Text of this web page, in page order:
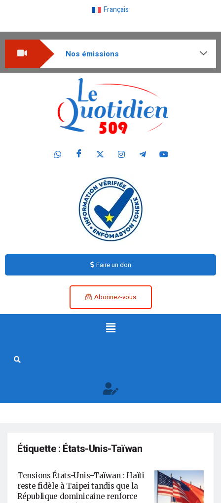
Français
Nos émissions
Faire un don
Abonnez-vous
Étiquette : États-Unis-Taïwan
Tensions États-Unis–Taïwan : Haïti
reste fidèle à Taipei tandis que la
République dominicaine renforce